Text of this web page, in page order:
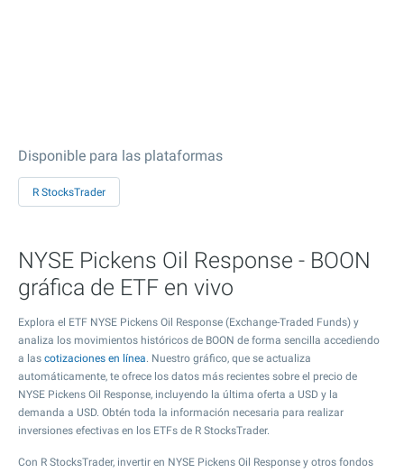
Disponible para las plataformas
R StocksTrader
NYSE Pickens Oil Response - BOON
gráfica de ETF en vivo
Explora el ETF NYSE Pickens Oil Response (Exchange-Traded Funds) y
analiza los movimientos históricos de BOON de forma sencilla accediendo
a las cotizaciones en línea. Nuestro gráfico, que se actualiza
automáticamente, te ofrece los datos más recientes sobre el precio de
NYSE Pickens Oil Response, incluyendo la última oferta a USD y la
demanda a USD. Obtén toda la información necesaria para realizar
inversiones efectivas en los ETFs de R StocksTrader.
Con R StocksTrader, invertir en NYSE Pickens Oil Response y otros fondos